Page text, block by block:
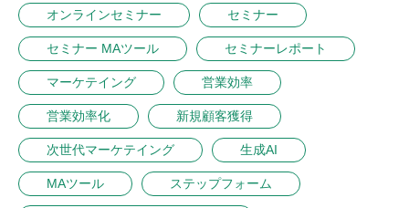
オンラインセミナー セミナー
セミナー MAツール セミナーレポート
マーケテイング 営業効率
営業効率化 新規顧客獲得
次世代マーケテイング 生成AI
MAツール ステップフォーム